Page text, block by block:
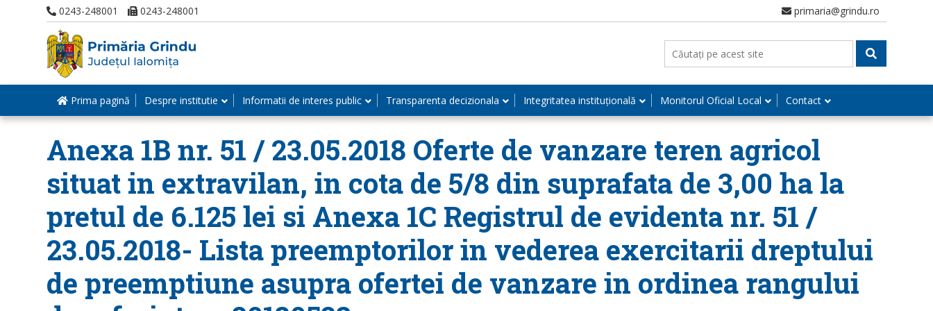
0243-248001 0243-248001 primaria@grindu.ro
Prima pagină Despre institutie Informatii de interes public Transparenta decizionala Integritatea instituțională Monitorul Oficial Local Contact
Anexa 1B nr. 51 / 23.05.2018 Oferte de vanzare teren agricol
situat in extravilan, in cota de 5/8 din suprafata de 3,00 ha la
pretul de 6.125 lei si Anexa 1C Registrul de evidenta nr. 51 /
23.05.2018- Lista preemptorilor in vederea exercitarii dreptului
de preemptiune asupra ofertei de vanzare in ordinea rangului